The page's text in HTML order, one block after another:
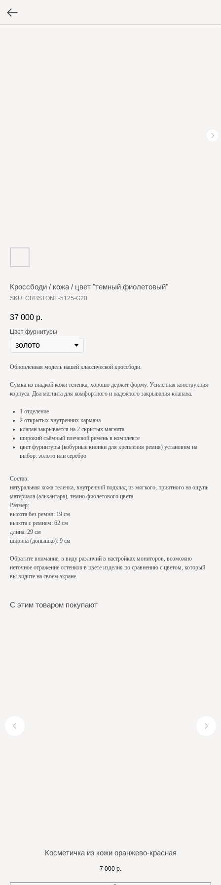
Кроссбоди / кожа / цвет "темный фиолетовый"
SKU: CRBSTONE-5125-G20
37 000 р.
Цвет фурнитуры
Обновленная модель нашей классической кроссбоди.
Сумка из гладкой кожи теленка, хорошо держит форму. Усиленная конструкция
корпуса. Два магнита для комфортного и надежного закрывания клапана.
1 отделение
2 открытых внутренних кармана
клапан закрывается на 2 скрытых магнита
широкий съёмный плечевой ремень в комплекте
цвет фурнитуры (кобурные кнопки для крепления ремня) установим на
выбор: золото или серебро
Состав:
натуральная кожа теленка, внутренний подклад из мягкого, приятного на ощупь
материала (алькантара), темно фиолетового цвета.
Размер:
высота без ремня: 19 см
высота с ремнем: 62 см
длина: 29 см
ширина (донышко): 9 см
Обратите внимание, в виду различий в настройках мониторов, возможно
неточное отражение оттенков в цвете изделия по сравнению с цветом, который
вы видите на своем экране.
С этим товаром покупают
Косметичка из кожи оранжево-красная
7 000 р.